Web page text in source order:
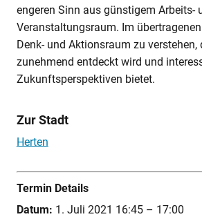
engeren Sinn aus günstigem Arbeits-
Veranstaltungsraum. Im
Denk- und Aktionsraum zu verstehen,
zunehmend entdeckt wird und
Zukunftsperspektiven bietet.
Zur Stadt
Herten
Termin Details
Datum: 1. Juli 2021 16:45– 17:00